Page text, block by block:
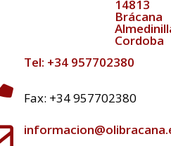
14813
Brácana
Cordoba
Tel: +34 957702380
Fax: +34 957702380